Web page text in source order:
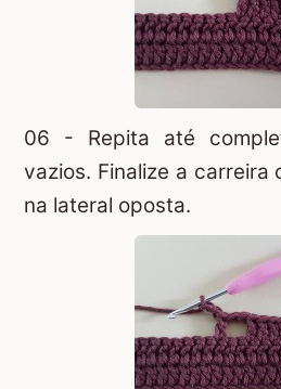
06 - Repita até
vazios. Finalize a carreira
na lateral oposta.